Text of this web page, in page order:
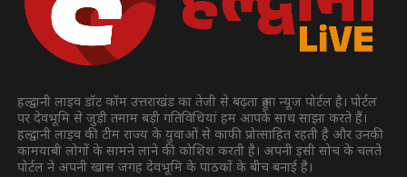
हल्द्वानी लाइव डॉट कॉम उत्तराखंड का तेजी से बढ़ता हुआ न्यूज पोर्टल है। पोर्टल
पर देवभूमि से जुड़ी तमाम बड़ी गतिविधियां हम आपके साथ साझा करते हैं।
हल्द्वानी लाइव की टीम राज्य के युवाओं से काफी प्रोत्साहित रहती है और उनकी
कामयाबी लोगों के सामने लाने की कोशिश करती है। अपनी इसी सोच के चलते
पोर्टल ने अपनी खास जगह देवभूमि के पाठकों के बीच बनाई है।